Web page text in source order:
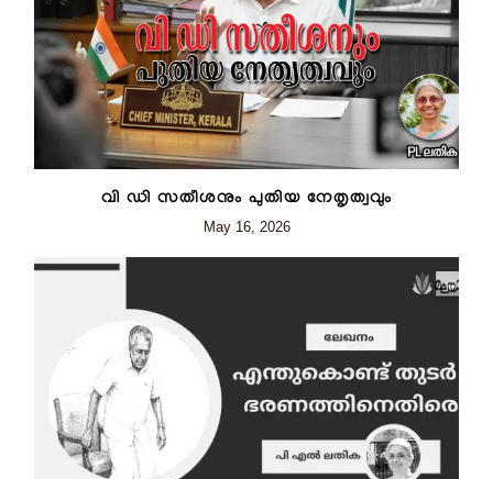
വി ഡി സതീശനും പുതിയ നേതൃത്വവും
May 16, 2026